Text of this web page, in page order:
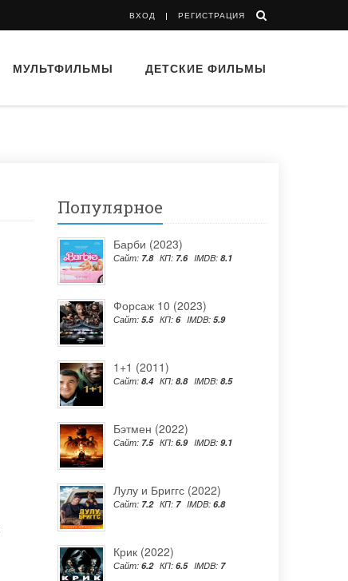
ВХОД РЕГИСТРАЦИЯ
МУЛЬТФИЛЬМЫ ДЕТСКИЕ ФИЛЬМЫ
Популярное
Барби (2023)
Сайт: 7.8 КП: 7.6 IMDB: 8.1
Форсаж 10 (2023)
Сайт: 5.5 КП: 6 IMDB: 5.9
1+1 (2011)
Сайт: 8.4 КП: 8.8 IMDB: 8.5
Бэтмен (2022)
Сайт: 7.5 КП: 6.9 IMDB: 9.1
Лулу и Бриггс (2022)
Сайт: 7.2 КП: 7 IMDB: 6.8
Крик (2022)
Сайт: 6.2 КП: 6.5 IMDB: 7